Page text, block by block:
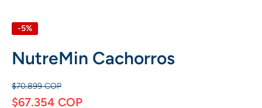
-5%
NutreMin Cachorros
$70.899 COP
$67.354 COP